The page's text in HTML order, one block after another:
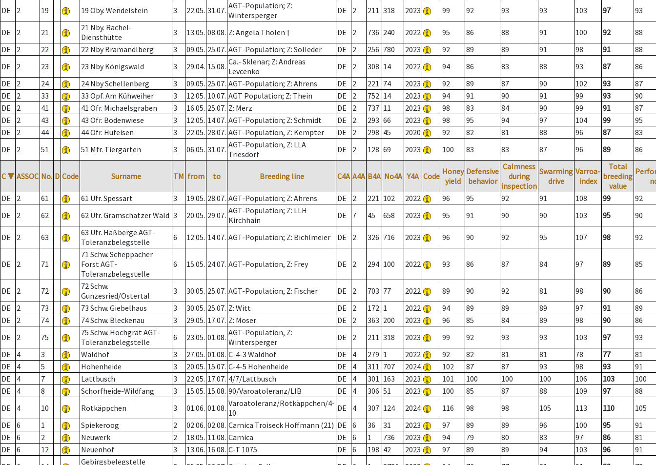
DE
2 19 19 Oby. Wendelstein 3 22.05. 31.07. AGT-Population; Z:
Wintersperger
DE 2 211 318 2023 99 92 93 93 103 97 93
DE 2 21
21 Nby. Rachel-
Diensthütte
3 13.05. 08.08. Z: Angela Tholen † DE 2 736 240 2022 95 86 88 91 100 92
88
DE
2 22 22 Nby Bramandlberg 3 09.05. 25.07. AGT-Population; Z: Solleder DE 2 256 780 2023 92 89 89 91 98 91
88
DE
2 23 23 Nby Königswald 3 29.04. 15.08. Ca.- Sklenar; Z: Andreas
Levcenko
DE 2 308 14 2022 94 86 83 88 93 87
86
DE
2 24 24 Nby Schellenberg 3 09.05. 25.07. AGT-Population; Z: Ahrens DE 2 221 74 2023 92 89 87 90 102 93
87
DE
2 33 33 Opf. Am Kühweiher 3 12.05. 10.07. AGT Population; Z: Thein DE 2 752 14 2023 94 91 90 91 99 93
90
DE
2 41 41 Ofr. Michaelsgraben 3 16.05. 25.07. Z: Merz DE 2 737 11 2023 98 83 84 90 99 91
87
DE
2 43 43 Ofr. Bodenwiese 3 12.05. 14.07. AGT-Population; Z: Schmidt DE 2 293 66 2023 98 95 94 97 104 99
95
DE
2 44 44 Ofr. Hufeisen 3 22.05. 28.07. AGT-Population, Z: Kempter DE 2 298 45 2020 92 82 81 88 96 87
83
DE
2 51 51 Mfr. Tiergarten 3 06.05. 31.07. AGT-Population, Z: LLA
Triesdorf
DE 2 128 69 2023 100 83 83 87 96 89 86
C ▼ ASSOC No. D Code Surname TM from to Breeding line C4A A4A B4A No4A Y4A Code Honey
yield
Defensive
behavior
Calmness
during
inspection
Swarming
drive
Varroa-
index
Total
breeding
value
DE
2 61 61 Ufr. Spessart 3 19.05. 28.07. AGT-Population; Z: Ahrens DE 2 221 102 2022 96 95 92 91 108 99
92
DE
2 62 62 Ufr. Gramschatzer Wald 3 20.05. 29.07. AGT-Population; Z: LLH
Kirchhain
DE 7 45 658 2023 95 91 90 90 103 95 90
DE 2 63
63 Ufr. Haßberge AGT-
Toleranzbelegstelle
6 12.05. 14.07. AGT-Population; Z: Bichlmeier DE 2 326 716 2023 96 90 92 95 107 98 92
DE 2 71
71 Schw. Scheppacher
Forst AGT-
Toleranzbelegstelle
6 15.05. 24.07. AGT-Population, Z: Frey DE 2 294 100 2022 93 86 87 84 97 89 85
DE 2 72
72 Schw.
Gunzesried/Ostertal
3 30.05. 25.07. AGT-Population, Z: Fischer DE 2 703 77 2022 89 90 92 81 98 90
86
DE
2 73 73 Schw. Giebelhaus 3 30.05. 25.07. Z: Witt DE 2 172 1 2022 94 89 89 89 97 91
89
DE
2 74 74 Schw. Bleckenau 3 29.05. 17.07. Z: Moser DE 2 363 200 2023 96 85 84 89 98 90
86
DE
2 75
75 Schw. Hochgrat AGT-
Toleranzbelegstelle
6 23.05. 01.08. AGT-Population, Z:
Wintersperger
DE 2 211 318 2023 99 92 93 93 103 97
93
DE
4 3 Waldhof 3 27.05. 01.08. C-4-3 Waldhof DE 4 279 1 2022 92 82 81 81 78 77
81
DE
4 5 Hohenheide 3 20.05. 15.07. C-4-5 Hohenheide DE 4 311 707 2024 102 87 87 93 98 93
91
DE
4 7 Lattbusch 3 22.05. 17.07. 4/7/Lattbusch DE 4 301 163 2023 101 100 100 100 106 103
100
DE
4 8 Schorfheide-Wildfang 3 15.05. 15.08. 90/Varoatoleranz/LIB DE 4 306 51 2023 100 85 87 88 109 97
88
DE
4 10 Rotkäppchen 3 01.06. 01.08. Varoatoleranz/Rotkäppchen/4-
10
DE 4 307 124 2024 116 98 98 105 113 110
105
DE
6 1 Spiekeroog 2 02.06. 02.08. Carnica Troiseck Hoffmann (21) DE 6 36 31 2023 97 89 89 96 100 95
91
DE
6 2 Neuwerk 2 18.05. 11.08. Carnica DE 6 1 736 2023 94 79 80 83 97 86
81
DE
6 12 Neuenhof 3 13.06. 16.08. C-T 1075 DE 6 198 42 2023 97 89 89 94 103 96
91
Gebirgsbelegstelle